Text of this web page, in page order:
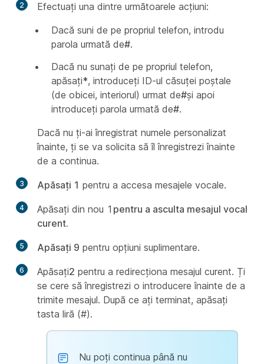
2
Efectuați una dintre următoarele acțiuni:
Dacă suni de pe propriul telefon, introdu
parola urmată de#.
Dacă nu sunați de pe propriul telefon,
apăsați*, introduceți ID-ul căsuței poștale
(de obicei, interiorul) urmat de#și apoi
introduceți parola urmată de#.
Dacă nu ți-ai înregistrat numele personalizat
înainte, ți se va solicita să îl înregistrezi înainte
de a continua.
3 Apăsați 1 pentru a accesa mesajele vocale.
4 Apăsați din nou 1 pentru a asculta mesajul vocal
curent.
5 Apăsați 9 pentru opțiuni suplimentare.
6 Apăsați2 pentru a redirecționa mesajul curent. Ți
se cere să înregistrezi o introducere înainte de a
trimite mesajul. După ce ați terminat, apăsați
tasta liră (#).
Nu poți continua până nu